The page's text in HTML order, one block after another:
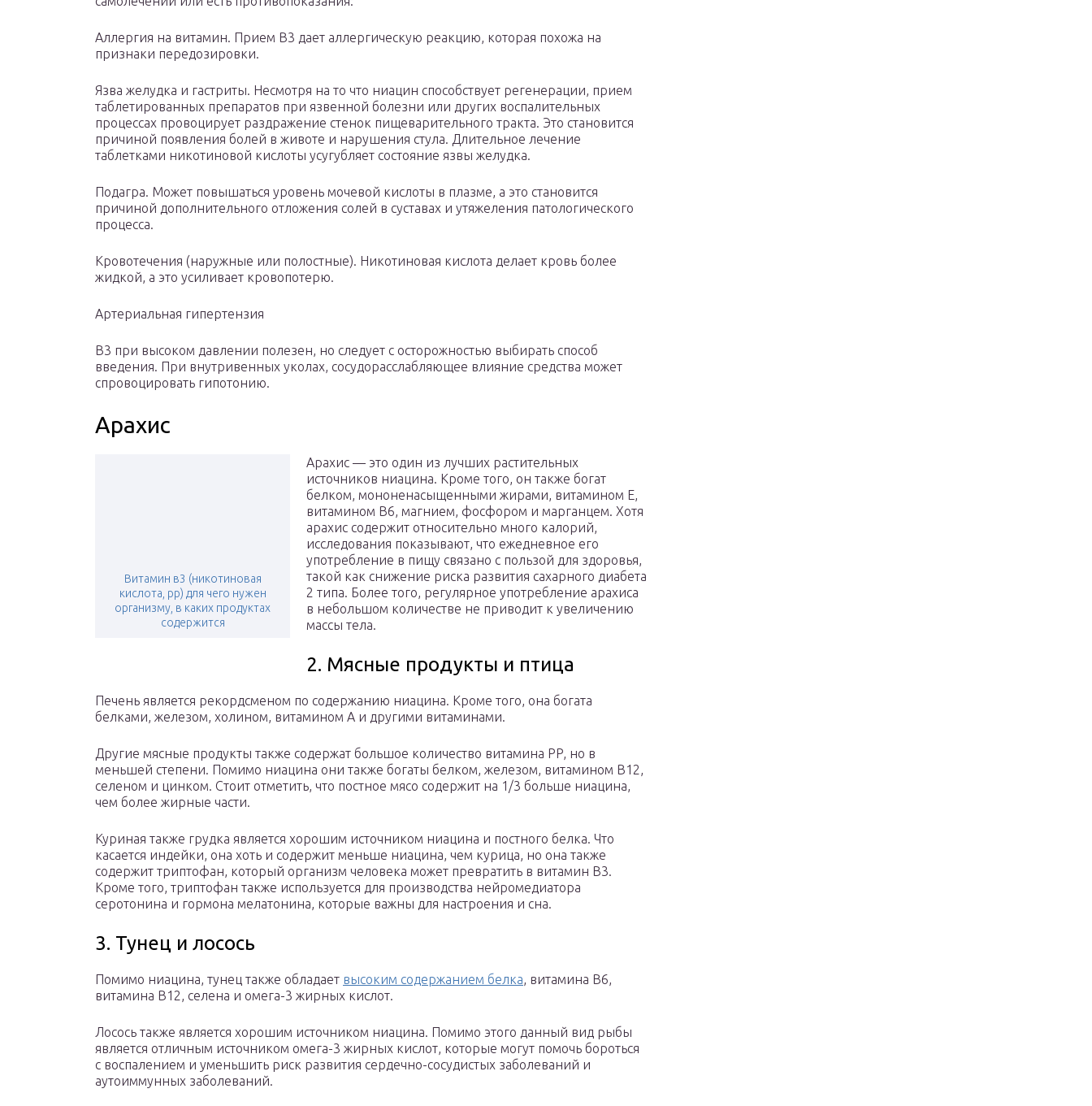
Аллергия на витамин. Прием В3 дает аллергическую реакцию, которая похожа на
признаки передозировки.
Язва желудка и гастриты. Несмотря на то что ниацин способствует регенерации, прием
таблетированных препаратов при язвенной болезни или других воспалительных
процессах провоцирует раздражение стенок пищеварительного тракта. Это становится
причиной появления болей в животе и нарушения стула. Длительное лечение
таблетками никотиновой кислоты усугубляет состояние язвы желудка.
Подагра. Может повышаться уровень мочевой кислоты в плазме, а это становится
причиной дополнительного отложения солей в суставах и утяжеления патологического
процесса.
Кровотечения (наружные или полостные). Никотиновая кислота делает кровь более
жидкой, а это усиливает кровопотерю.
Артериальная гипертензия
В3 при высоком давлении полезен, но следует с осторожностью выбирать способ
введения. При внутривенных уколах, сосудорасслабляющее влияние средства может
спровоцировать гипотонию.
Арахис
Витамин в3 (никотиновая
кислота, pp) для чего нужен
организму, в каких продуктах
содержится
Арахис — это один из лучших растительных
источников ниацина. Кроме того, он также богат
белком, мононенасыщенными жирами, витамином E,
витамином B6, магнием, фосфором и марганцем. Хотя
арахис содержит относительно много калорий,
исследования показывают, что ежедневное его
употребление в пищу связано с пользой для здоровья,
такой как снижение риска развития сахарного диабета
2 типа. Более того, регулярное употребление арахиса
в небольшом количестве не приводит к увеличению
массы тела.
2. Мясные продукты и птица
Печень является рекордсменом по содержанию ниацина. Кроме того, она богата
белками, железом, холином, витамином A и другими витаминами.
Другие мясные продукты также содержат большое количество витамина PP, но в
меньшей степени. Помимо ниацина они также богаты белком, железом, витамином B12,
селеном и цинком. Стоит отметить, что постное мясо содержит на 1/3 больше ниацина,
чем более жирные части.
Куриная также грудка является хорошим источником ниацина и постного белка. Что
касается индейки, она хоть и содержит меньше ниацина, чем курица, но она также
содержит триптофан, который организм человека может превратить в витамин B3.
Кроме того, триптофан также используется для производства нейромедиатора
серотонина и гормона мелатонина, которые важны для настроения и сна.
3. Тунец и лосось
Помимо ниацина, тунец также обладает высоким содержанием белка, витамина B6,
витамина B12, селена и омега-3 жирных кислот.
Лосось также является хорошим источником ниацина. Помимо этого данный вид рыбы
является отличным источником омега-3 жирных кислот, которые могут помочь бороться
с воспалением и уменьшить риск развития сердечно-сосудистых заболеваний и
аутоиммунных заболеваний.